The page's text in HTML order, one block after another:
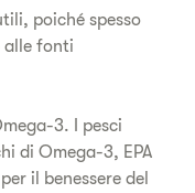
poiché spesso
alle fonti
3. I pesci
di Omega-3, EPA
il benessere del